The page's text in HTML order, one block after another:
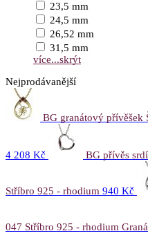
23,5 mm
24,5 mm
26,52 mm
31,5 mm
více...skrýt
Nejprodávanější
BG granátový přívěšek
4 208 Kč BG přívěs
Stříbro 925 - rhodium 940 Kč
047 Stříbro 925 - rhodium